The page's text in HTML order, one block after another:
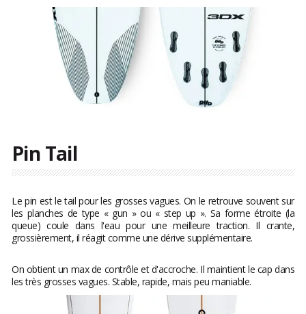
Pin Tail
Le pin est le tail pour les grosses vagues. On le retrouve souvent sur
les planches de type « gun » ou « step up ». Sa forme étroite (la
queue) coule dans l'eau pour une meilleure traction. Il crante,
grossièrement, il réagit comme une dérive supplémentaire.
On obtient un max de contrôle et d'accroche. Il maintient le cap dans
les très grosses vagues. Stable, rapide, mais peu maniable.